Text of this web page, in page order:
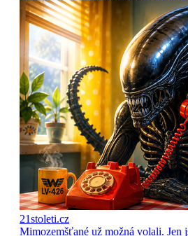
21stoleti.cz
Mimozemšťané už možná volali. Jen